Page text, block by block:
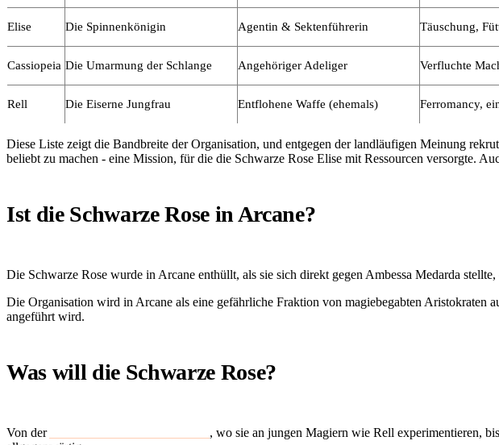
Elise Die Spinnenkönigin Agentin & Sektenführerin Täuschung,
Cassiopeia Die Umarmung der Schlange Angehöriger Adeliger Verfluchte
Rell Die Eiserne Jungfrau Entflohene Waffe (ehemals) Ferromancy,
Diese Liste zeigt die Bandbreite der Organisation, und entgegen der landläufigen Meinung
beliebt zu machen - eine Mission, für die die Schwarze Rose Elise mit Ressourcen versorgte.
Ist die Schwarze Rose in Arcane?
Die Schwarze Rose wurde in Arcane enthüllt, als sie sich direkt gegen Ambessa Medarda
Die Organisation wird in Arcane als eine gefährliche Fraktion von magiebegabten
angeführt wird.
Was will die Schwarze Rose?
Von der
, wo sie an jungen Magiern wie Rell experimentieren,